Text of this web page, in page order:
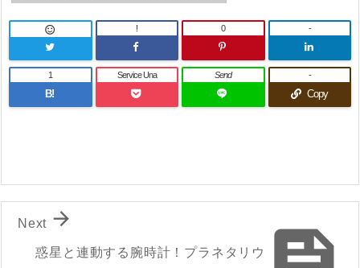
 ! 0 -
B!
1 Service Una Send
Copy
-
惑星と連動する腕時計！プラネタリウ

Next